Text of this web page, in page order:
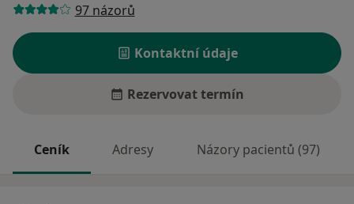
97 názorů
Kontaktní údaje
Rezervovat termín
Ceník Adresy Názory pacientů (97)